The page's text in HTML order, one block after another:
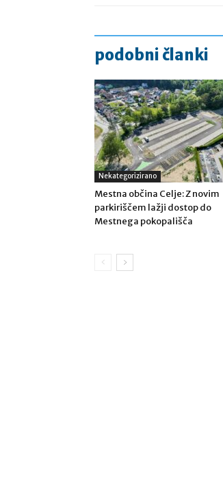
podobni članki
Nekategorizirano
Mestna občina Celje: Z novim
parkiriščem lažji dostop do
Mestnega pokopališča